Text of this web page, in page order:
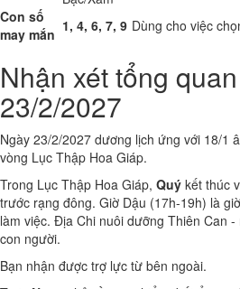
Con số
may mắn 1, 4, 6, 7, 9 Dùng cho việc
Nhận xét tổng
23/2/2027
Ngày 23/2/2027 dương lịch ứng với 18/1
vòng Lục Thập Hoa Giáp.
Trong Lục Thập Hoa Giáp, Quý kết thúc
trước rạng đông. Giờ Dậu (17h-19h) là
làm việc. Địa Chi nuôi dưỡng Thiên Can
con người.
Bạn nhận được trợ lực từ bên ngoài.